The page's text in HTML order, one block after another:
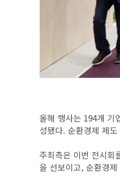
올해 행사는 194개 기
성됐다. 순환경제 제
주최측은 이번 전시회
을 선보이고, 순환경